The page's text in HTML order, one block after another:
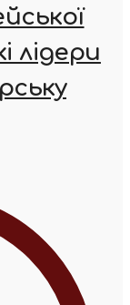
лідери